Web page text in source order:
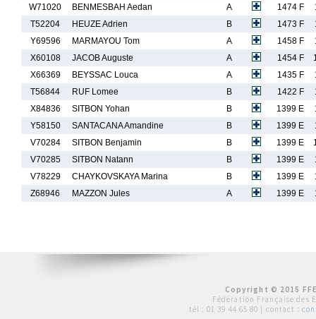
W71020
BENMESBAH Aedan A 1474 F
T52204
HEUZE Adrien B 1473 F
Y69596
MARMAYOU Tom A 1458 F
X60108
JACOB Auguste A 1454 F
X66369
BEYSSAC Louca A 1435 F
T56844
RUF Lomee B 1422 F
X84836
SITBON Yohan B 1399 E
Y58150
SANTACANA Amandine B 1399 E
V70284
SITBON Benjamin B 1399 E
V70285
SITBON Natann B 1399 E
V78229
CHAYKOVSKAYA Marina B 1399 E
Z68946
MAZZON Jules A 1399 E
Copyright © 2015
Fédération Française des
tél : 01 39 44 65 80 | contact :